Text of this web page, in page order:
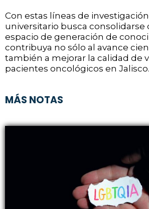
Con estas líneas de
universitario busca consolidarse
espacio de generación de
contribuya no sólo al avance
también a mejorar la calidad de
pacientes oncológicos en Jalisco.
MÁS NOTAS